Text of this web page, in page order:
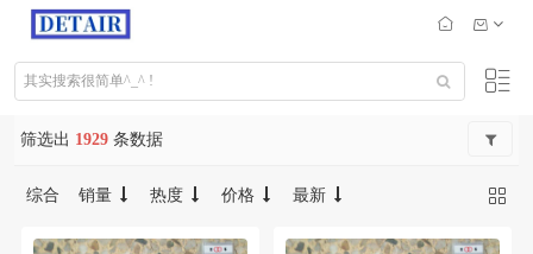
筛选出 1929 条数据
综合 销量 热度 价格 最新